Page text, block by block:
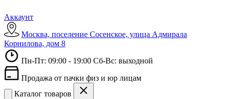
Аккаунт
Москва, поселение Сосенское, улица Адмирала
Корнилова, дом 8
Пн-Пт: 09:00 - 19:00 Сб-Вс: выходной
Продажа от пачки физ и юр лицам
Каталог товаров